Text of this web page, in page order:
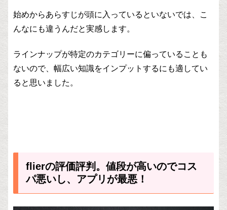
始めからあらすじが頭に入っているといないでは、こ
んなにも違うんだと実感します。
ラインナップが特定のカテゴリーに偏っていることも
ないので、幅広い知識をインプットするにも適してい
ると思いました。
flierの評価評判。値段が高いのでコス
パ悪いし、アプリが最悪！